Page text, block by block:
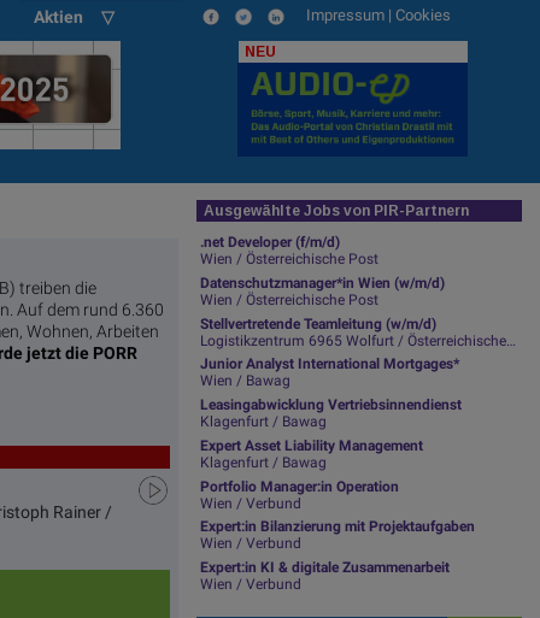
Aktien ▽ Impressum | Cookies
NEU
treiben die
Auf dem rund 6.360
Wohnen, Arbeiten
jetzt die PORR
Rainer /
Ausgewählte Jobs von PIR-Partnern
.net Developer (f/m/d)
Wien / Österreichische Post
Datenschutzmanager*in Wien (w/m/d)
Wien / Österreichische Post
Stellvertretende Teamleitung (w/m/d)
Logistikzentrum 6965 Wolfurt / Österreichische Post
Junior Analyst International Mortgages*
Wien / Bawag
Leasingabwicklung Vertriebsinnendienst
Klagenfurt / Bawag
Expert Asset Liability Management
Klagenfurt / Bawag
Portfolio Manager:in Operation
Wien / Verbund
Expert:in Bilanzierung mit Projektaufgaben
Wien / Verbund
Expert:in KI & digitale Zusammenarbeit
Wien / Verbund